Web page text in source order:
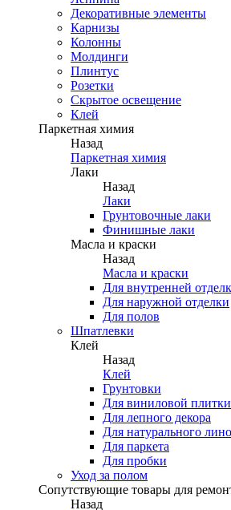
Декоративные элементы
Карнизы
Колонны
Молдинги
Плинтус
Розетки
Скрытое освещение
Клей
Паркетная химия
Назад
Паркетная химия
Лаки
Назад
Лаки
Грунтовочные лаки
Финишные лаки
Масла и краски
Назад
Масла и краски
Для внутренней
Для наружной отделки
Для полов
Шпатлевки
Клей
Назад
Клей
Грунтовки
Для виниловой плитки
Для лепного декора
Для натурального
Для паркета
Для пробки
Уход за полом
Сопутствующие товары для
Назад